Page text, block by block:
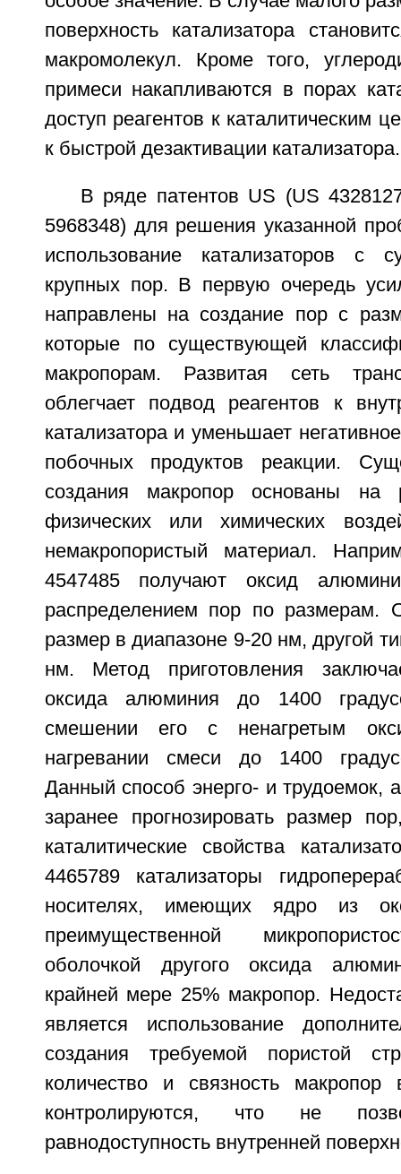
поверхность катализатора
макромолекул. Кроме того,
примеси накапливаются в порах
доступ реагентов к каталитическим
к быстрой дезактивации катализатора.
В ряде патентов US (US
5968348) для решения указанной
использование катализаторов с
крупных пор. В первую очередь
направлены на создание пор с
которые по существующей
макропорам. Развитая сеть
облегчает подвод реагентов к
катализатора и уменьшает
побочных продуктов реакции.
создания макропор основаны на
физических или химических
немакропористый материал.
4547485 получают оксид
распределением пор по размерам.
размер в диапазоне 9-20 нм, другой
нм. Метод приготовления
оксида алюминия до 1400
смешении его с ненагретым
нагревании смеси до 1400
Данный способ энерго- и трудоемок,
заранее прогнозировать размер
каталитические свойства
4465789 катализаторы
носителях, имеющих ядро из
преимущественной
оболочкой другого оксида
крайней мере 25% макропор.
является использование
создания требуемой пористой
количество и связность
контролируются, что не
равнодоступность внутренней